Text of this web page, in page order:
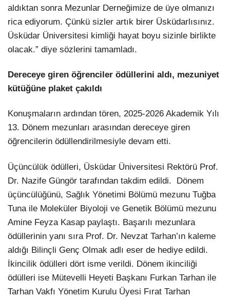
aldıktan sonra Mezunlar Derneğimize de üye olmanızı
rica ediyorum. Çünkü sizler artık birer Üsküdarlısınız.
Üsküdar Üniversitesi kimliği hayat boyu sizinle birlikte
olacak.” diye sözlerini tamamladı.
Dereceye giren öğrenciler ödüllerini aldı, mezuniyet
kütüğüne plaket çakıldı
Konuşmaların ardından tören, 2025-2026 Akademik Yılı
13. Dönem mezunları arasından dereceye giren
öğrencilerin ödüllendirilmesiyle devam etti.
Üçüncülük ödülleri, Üsküdar Üniversitesi Rektörü Prof.
Dr. Nazife Güngör tarafından takdim edildi. Dönem
üçüncülüğünü, Sağlık Yönetimi Bölümü mezunu Tuğba
Tuna ile Moleküler Biyoloji ve Genetik Bölümü mezunu
Amine Feyza Kasap paylaştı. Başarılı mezunlara
ödüllerinin yanı sıra Prof. Dr. Nevzat Tarhan’ın kaleme
aldığı Bilinçli Genç Olmak adlı eser de hediye edildi.
İkincilik ödülleri dört isme verildi. Dönem ikinciliği
ödülleri ise Mütevelli Heyeti Başkanı Furkan Tarhan ile
Tarhan Vakfı Yönetim Kurulu Üyesi Fırat Tarhan